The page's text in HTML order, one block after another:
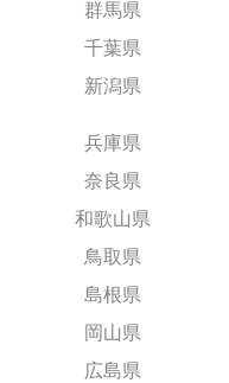
群馬県
千葉県
新潟県
兵庫県
奈良県
和歌山県
鳥取県
島根県
岡山県
広島県